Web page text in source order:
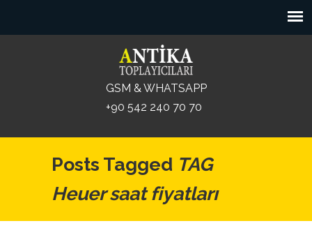
GSM & WHATSAPP
+90 542 240 70 70
Posts Tagged TAG
Heuer saat fiyatları